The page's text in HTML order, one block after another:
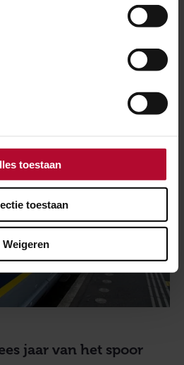
toestaan
toestaan
Weigeren
jaar van het spoor